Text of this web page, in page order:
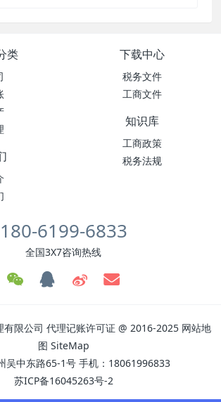
类 下载中心
税务文件
工商文件
知识库
工商政策
税务法规
180-6199-6833
全国3X7咨询热线
有限公司 代理记账许可证 @ 2016-2025 网站地
图 SiteMap
吴中东路65-1号 手机：18061996833
苏ICP备16045263号-2